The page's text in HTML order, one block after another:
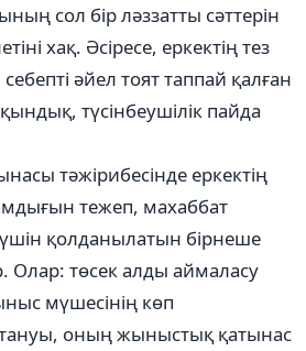
сол бір ләззатты сәттерін
хақ. Әсіресе, еркектің тез
әйел тоят таппай қалған
түсінбеушілік пайда
тәжірибесінде еркектің
тежеп, махаббат
үшін қолданылатын бірнеше
Олар: төсек алды аймаласу
мүшесінің көп
оның жыныстық қатынас